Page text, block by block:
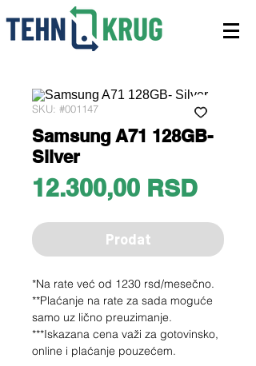
SKU: #001147
Samsung A71 128GB-
Silver
12.300,00 RSDPrice
Prodat
*Na rate već od 1230 rsd/mesečno.
**Plaćanje na rate za sada moguće
samo uz lično preuzimanje.
***Iskazana cena važi za gotovinsko,
online i plaćanje pouzećem.